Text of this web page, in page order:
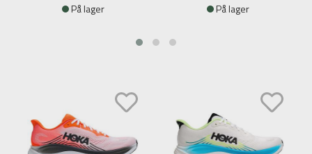
På lager På lager